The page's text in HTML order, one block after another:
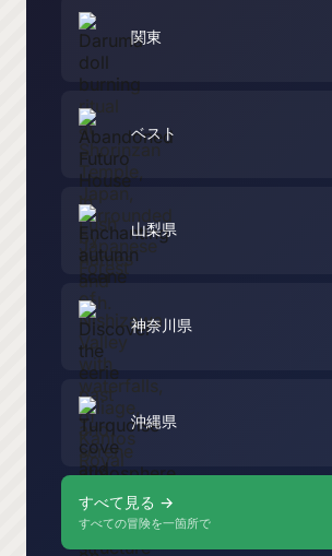
関東
ベスト
山梨県
神奈川県
沖縄県
すべて見る →
すべての冒険を一箇所で